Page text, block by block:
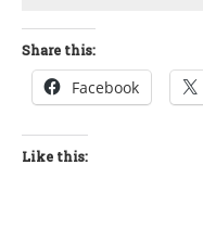
Share this:
Facebook
Like this: